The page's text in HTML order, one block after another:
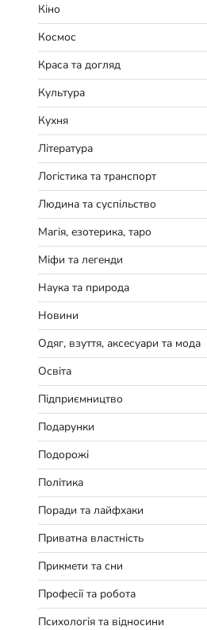
Кіно
Космос
Краса та догляд
Культура
Кухня
Література
Логістика та транспорт
Людина та суспільство
Магія, езотерика, таро
Міфи та легенди
Наука та природа
Новини
Одяг, взуття, аксесуари та мода
Освіта
Підприємництво
Подарунки
Подорожі
Політика
Поради та лайфхаки
Приватна властність
Прикмети та сни
Професії та робота
Психологія та відносини